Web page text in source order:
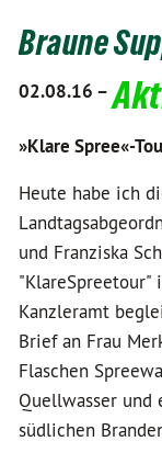
Braune
02.08.16 –
»Klare Spree«-
Heute habe ich
und Franziska
Kanzleramt
Brief an Frau
Flaschen
Quellwasser und
südlichen